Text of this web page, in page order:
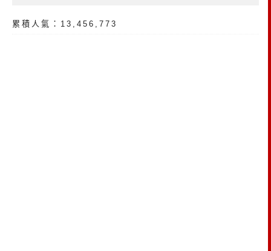
累積人氣：13,456,773